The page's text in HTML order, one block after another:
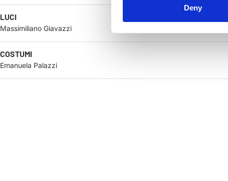
Deny
LUCI
Massimiliano Giavazzi
COSTUMI
Emanuela Palazzi